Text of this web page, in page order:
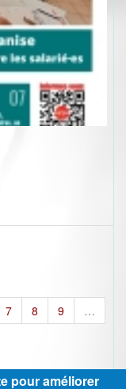
7 8 9
…
pour améliorer